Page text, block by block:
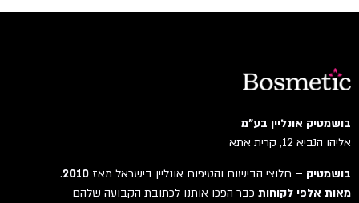
בושמטיק אונליין בע"מ
אליהו הנביא 12, קרית אתא
בושמטיק –חלוצי הבישום והטיפוח אונליין בישראל מאז2010
.
מאות אלפי לקוחותכבר הפכו אותנו לכתובת הקבועה שלהם –